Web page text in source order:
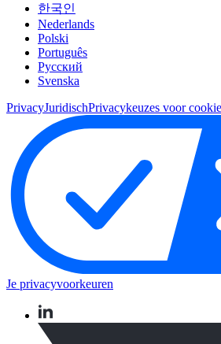
한국인
Nederlands
Polski
Português
Pусский
Svenska
PrivacyJuridischPrivacykeuzes voor
Je privacyvoorkeuren